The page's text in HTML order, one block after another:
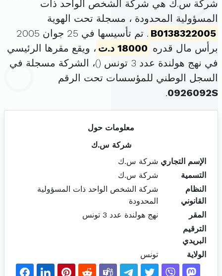
شركة س.ك هي شركة الشخص الواحد ذات
المسؤولية المحدودة ، مسجلة تحت الهوية
B0138322005
. تم تأسيسها في 25 جوان 2005
برأس مال قدره 18000 د.ت
، ويقع مقرها الرئيسي
في نهج هولندة عدد 3 تونس (
)، الشركة مسجلة في
السجل الوطني للمؤسسات تحت الرقم
0926092S
.
معلومات حول
شركة س.ك
الإسم التجاري شركة س.ك
التسمية
شركة س.ك
النظام
القانوني
شركة الشخص الواحد ذات المسؤولية
المحدودة
المقر
نهج هولندة عدد 3 تونس
الترقيم
البريدي
الولاية
تونس